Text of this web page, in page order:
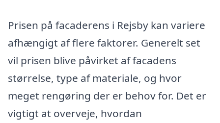
Prisen på facaderens i Rejsby kan variere
afhængigt af flere faktorer. Generelt set
vil prisen blive påvirket af facadens
størrelse, type af materiale, og hvor
meget rengøring der er behov for. Det er
vigtigt at overveje, hvordan